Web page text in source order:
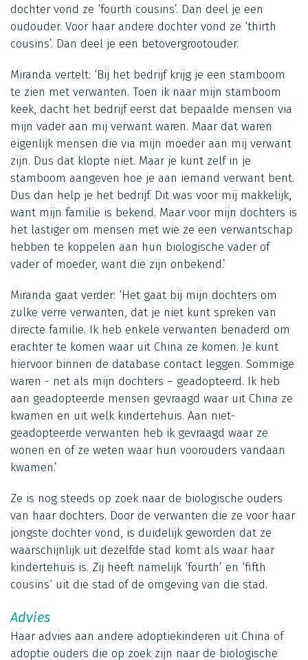
dochter vond ze ‘fourth cousins’. Dan deel je een
oudouder. Voor haar andere dochter vond ze ‘thirth
cousins’. Dan deel je een betovergrootouder.
Miranda vertelt: ‘Bij het bedrijf krijg je een stamboom
te zien met verwanten. Toen ik naar mijn stamboom
keek, dacht het bedrijf eerst dat bepaalde mensen via
mijn vader aan mij verwant waren. Maar dat waren
eigenlijk mensen die via mijn moeder aan mij verwant
zijn. Dus dat klopte niet. Maar je kunt zelf in je
stamboom aangeven hoe je aan iemand verwant bent.
Dus dan help je het bedrijf. Dit was voor mij makkelijk,
want mijn familie is bekend. Maar voor mijn dochters is
het lastiger om mensen met wie ze een verwantschap
hebben te koppelen aan hun biologische vader of
vader of moeder, want die zijn onbekend.’
Miranda gaat verder: ‘Het gaat bij mijn dochters om
zulke verre verwanten, dat je niet kunt spreken van
directe familie. Ik heb enkele verwanten benaderd om
erachter te komen waar uit China ze komen. Je kunt
hiervoor binnen de database contact leggen. Sommige
waren - net als mijn dochters – geadopteerd. Ik heb
aan geadopteerde mensen gevraagd waar uit China ze
kwamen en uit welk kindertehuis. Aan niet-
geadopteerde verwanten heb ik gevraagd waar ze
wonen en of ze weten waar hun voorouders vandaan
kwamen.’
Ze is nog steeds op zoek naar de biologische ouders
van haar dochters. Door de verwanten die ze voor haar
jongste dochter vond, is duidelijk geworden dat ze
waarschijnlijk uit dezelfde stad komt als waar haar
kindertehuis is. Zij heeft namelijk ‘fourth’ en ‘fifth
cousins‘ uit die stad of de omgeving van die stad.
Advies
Haar advies aan andere adoptiekinderen uit China of
adoptie ouders die op zoek zijn naar de biologische